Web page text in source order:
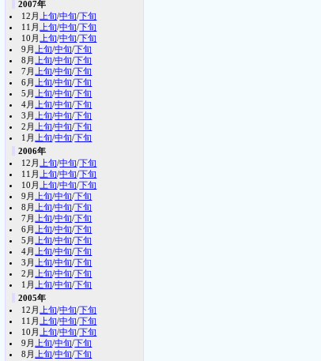
2007年
12月 上旬/中旬/下旬
11月 上旬/中旬/下旬
10月 上旬/中旬/下旬
9月 上旬/中旬/下旬
8月 上旬/中旬/下旬
7月 上旬/中旬/下旬
6月 上旬/中旬/下旬
5月 上旬/中旬/下旬
4月 上旬/中旬/下旬
3月 上旬/中旬/下旬
2月 上旬/中旬/下旬
1月 上旬/中旬/下旬
2006年
12月 上旬/中旬/下旬
11月 上旬/中旬/下旬
10月 上旬/中旬/下旬
9月 上旬/中旬/下旬
8月 上旬/中旬/下旬
7月 上旬/中旬/下旬
6月 上旬/中旬/下旬
5月 上旬/中旬/下旬
4月 上旬/中旬/下旬
3月 上旬/中旬/下旬
2月 上旬/中旬/下旬
1月 上旬/中旬/下旬
2005年
12月 上旬/中旬/下旬
11月 上旬/中旬/下旬
10月 上旬/中旬/下旬
9月 上旬/中旬/下旬
8月 上旬/中旬/下旬